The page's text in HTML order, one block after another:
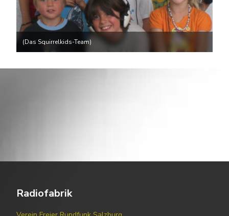
(Das Squirrelkids-Team)
Radiofabrik